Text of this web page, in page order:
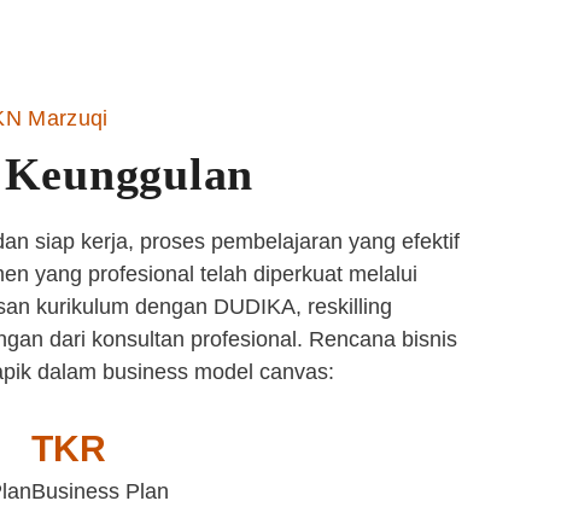
Marzuqi
siap kerja, proses pembelajaran yang efektif
yang profesional telah diperkuat melalui
kurikulum dengan DUDIKA, reskilling
dari konsultan profesional. Rencana bisnis
dalam business model canvas:
TKR
Business Plan